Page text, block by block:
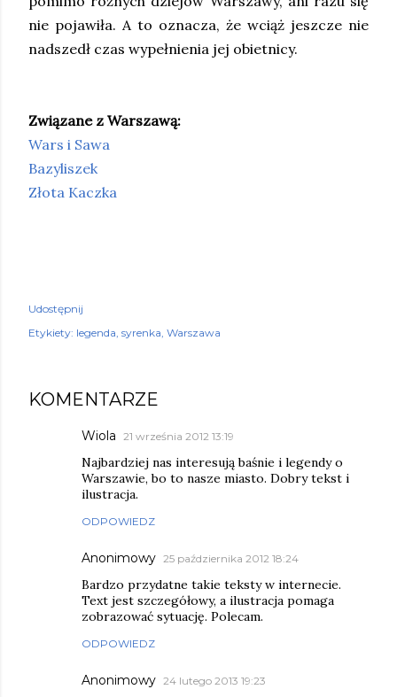
nie pojawiła. A to oznacza, że wciąż jeszcze nie
nadszedł czas wypełnienia jej obietnicy.
Związane z Warszawą:
Wars i Sawa
Bazyliszek
Złota Kaczka
Udostępnij
Etykiety: legenda syrenka Warszawa
KOMENTARZE
Wiola 21 września 2012 13:19
Najbardziej nas interesują baśnie i legendy o
Warszawie, bo to nasze miasto. Dobry tekst i
ilustracja.
ODPOWIEDZ
Anonimowy 25 października 2012 18:24
Bardzo przydatne takie teksty w internecie.
Text jest szczegółowy, a ilustracja pomaga
zobrazować sytuację. Polecam.
ODPOWIEDZ
Anonimowy 24 lutego 2013 19:23